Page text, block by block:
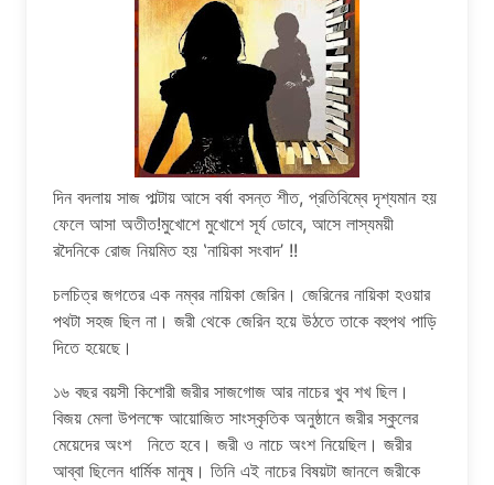
দিন বদলায় সাজ পাল্টায় আসে বর্ষা বসন্ত শীত, প্রতিবিম্বে দৃশ্যমান হয়
ফেলে আসা অতীত!মুখোশে মুখোশে সূর্য ডোবে, আসে লাস্যময়ী
রদৈনিকে রোজ নিয়মিত হয় ‛নায়িকা সংবাদ’ !!
চলচিত্র জগতের এক নম্বর নায়িকা জেরিন। জেরিনের নায়িকা হওয়ার
পথটা সহজ ছিল না। জরী থেকে জেরিন হয়ে উঠতে তাকে বহুপথ পাড়ি
দিতে হয়েছে।
১৬ বছর বয়সী কিশোরী জরীর সাজগোজ আর নাচের খুব শখ ছিল।
বিজয় মেলা উপলক্ষে আয়োজিত সাংস্কৃতিক অনুষ্ঠানে জরীর স্কুলের
মেয়েদের অংশ নিতে হবে। জরী ও নাচে অংশ নিয়েছিল। জরীর
আব্বা ছিলেন ধার্মিক মানুষ। তিনি এই নাচের বিষয়টা জানলে জরীকে